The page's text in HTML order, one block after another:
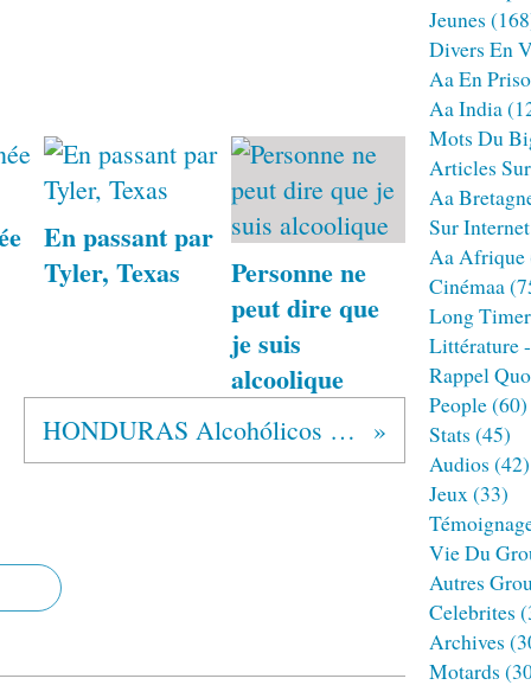
En passant par
Tyler, Texas
Personne ne
peut dire que
je suis
alcoolique
HONDURAS Alcohólicos Anónimos®
Jeunes
Divers En
Aa En
Aa India
Mots Du
Articles
Aa
Sur Internet
Aa Afrique
Cinémaa
Long
Littérature
Rappel
People(60)
Stats (45)
Audios (42)
Jeux(33)
Vie Du
Autres
Celebrites
Archives
Motards